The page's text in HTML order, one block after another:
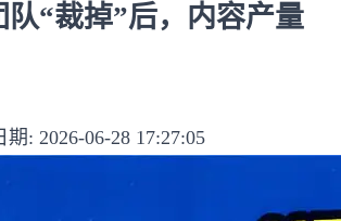
队“裁掉”后，内容产量
期: 2026-06-28 17:27:05